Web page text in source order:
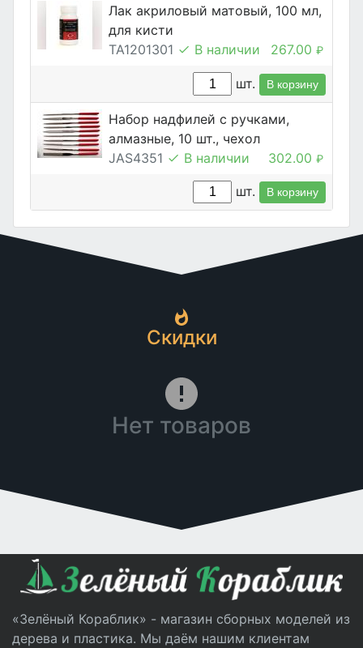
Лак акриловый матовый, 100 мл,
для кисти
TA1201301
В наличии 267.00 ₽
шт. В корзину
Набор надфилей с ручками,
алмазные, 10 шт., чехол
JAS4351
В наличии 302.00 ₽
шт. В корзину
Скидки
Нет товаров
«Зелёный Кораблик» - магазин сборных моделей из
дерева и пластика. Мы даём нашим клиентам